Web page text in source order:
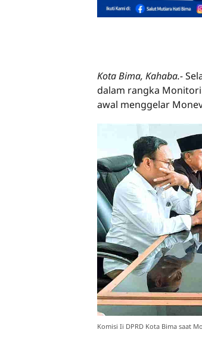
Kota Bima, Kahaba.-
dalam rangka
awal menggelar
Komisi Ii DPRD Kota Bima saat